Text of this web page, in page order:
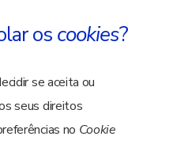
os cookies?
se aceita ou
seus direitos
no Cookie